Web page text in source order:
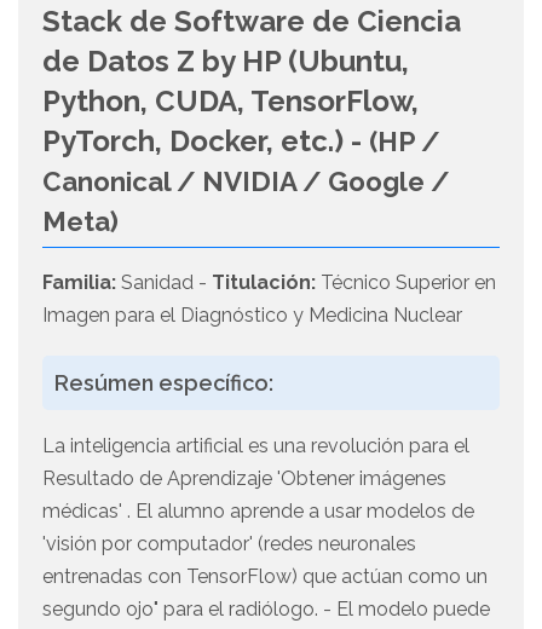
Stack de Software de Ciencia
de Datos Z by HP (Ubuntu,
Python, CUDA, TensorFlow,
PyTorch, Docker, etc.) - (HP /
Canonical / NVIDIA / Google /
Meta)
Familia: Sanidad - Titulación: Técnico Superior en
Imagen para el Diagnóstico y Medicina Nuclear
Resúmen específico:
La inteligencia artificial es una revolución para el
Resultado de Aprendizaje 'Obtener imágenes
médicas' . El alumno aprende a usar modelos de
'visión por computador' (redes neuronales
entrenadas con TensorFlow) que actúan como un
segundo ojo" para el radiólogo. - El modelo puede